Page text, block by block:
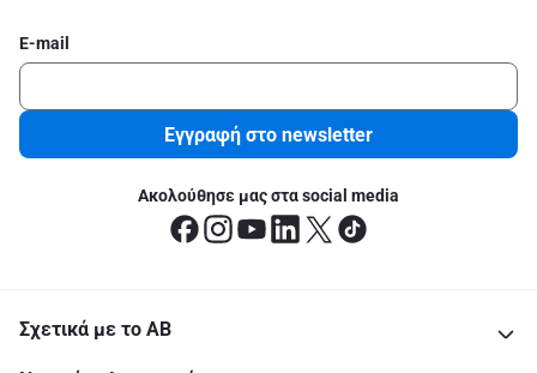
E-mail
Εγγραφή στο newsletter
Ακολούθησε μας στα social media
Σχετικά με το ΑΒ